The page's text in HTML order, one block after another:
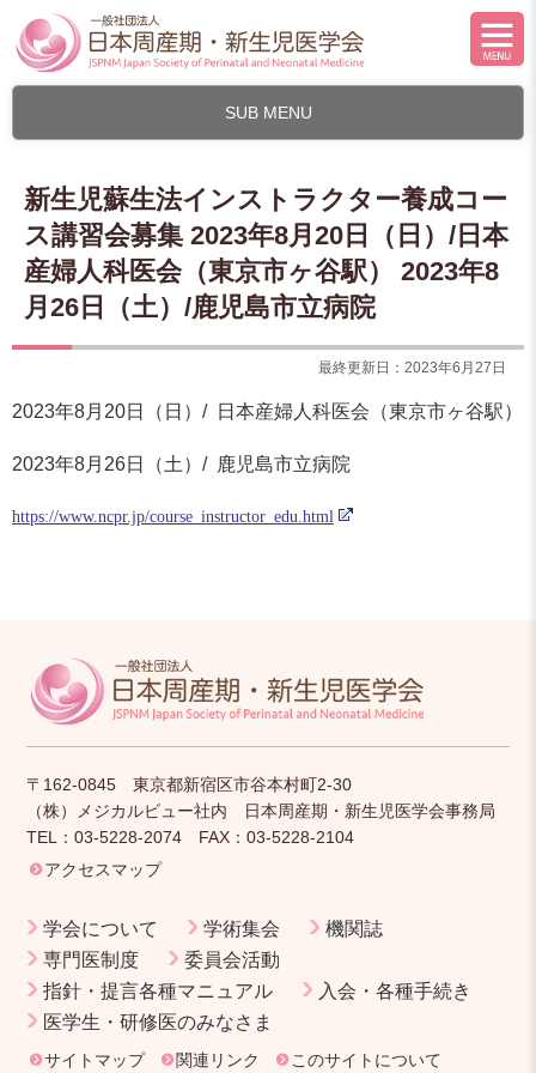
SUB MENU
新生児蘇生法インストラクター養成コー
ス講習会募集 2023年8月20日（日）/日本
産婦人科医会（東京市ヶ谷駅） 2023年8
月26日（土）/鹿児島市立病院
最終更新日：2023年6月27日
2023年8月20日（日）/ 日本産婦人科医会（東京市ヶ谷駅）
2023年8月26日（土）/ 鹿児島市立病院
https://www.ncpr.jp/course_instructor_edu.html
〒162-0845 東京都新宿区市谷本村町2-30
（株）メジカルビュー社内 日本周産期・新生児医学会事務局
TEL：03-5228-2074 FAX：03-5228-2104
アクセスマップ
学会について 学術集会
機関誌
専門医制度
委員会活動
指針・提言各種マニュアル
入会・各種手続き
医学生・研修医のみなさま
サイトマップ 関連リンク このサイトについて